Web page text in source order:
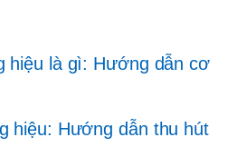
hiệu là gì: Hướng dẫn cơ
hiệu: Hướng dẫn thu hút